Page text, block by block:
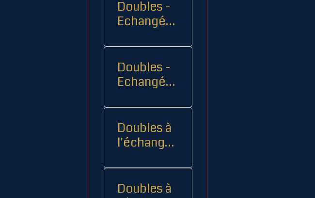
Doubles -
Echangés 1
Doubles -
Echangés
Doubles à
l'échange
Doubles à